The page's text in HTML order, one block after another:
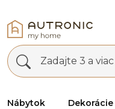
Zadajte 3 a
Nábytok Dekorácie